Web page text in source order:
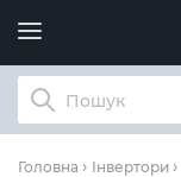
Головна Інвертори